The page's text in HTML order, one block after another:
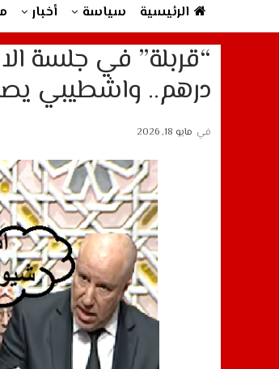
الرئيسية سياسة أخبار
درهم.. واشطيبي
في مايو 18, 2026